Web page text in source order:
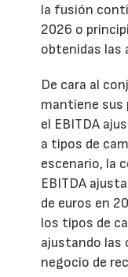
la fusión
2026 o
obtenidas las
De cara al
mantiene sus
el EBITDA
a tipos de
escenario, la
EBITDA
de euros en
los tipos de
ajustando las
negocio de